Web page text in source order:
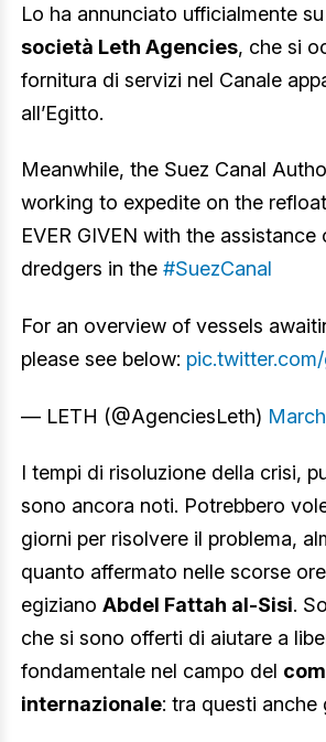
Lo ha annunciato ufficialmente
società Leth Agencies, che si
fornitura di servizi nel Canale
all’Egitto.
Meanwhile, the Suez Canal
working to expedite on the
EVER GIVEN with the assistance
dredgers in the #SuezCanal
For an overview of vessels
please see below:
— LETH (@AgenciesLeth)
I tempi di risoluzione della crisi,
sono ancora noti. Potrebbero
giorni per risolvere il problema,
quanto affermato nelle scorse
egiziano Abdel Fattah al-Sisi.
che si sono offerti di aiutare a
fondamentale nel campo del
internazionale: tra questi anche